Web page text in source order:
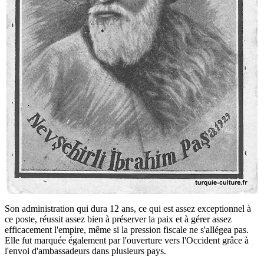
Son administration qui dura 12 ans, ce qui est assez exceptionnel à
ce poste, réussit assez bien à préserver la paix et à gérer assez
efficacement l'empire, même si la pression fiscale ne s'allégea pas.
Elle fut marquée également par l'ouverture vers l'Occident grâce à
l'envoi d'ambassadeurs dans plusieurs pays.